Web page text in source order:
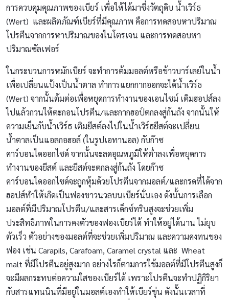
การควบคุมคุณภาพของเบียร์ เพื่อให้ได้มาซึ่งวัตถุดิบ น้ำเวิร์ธ
(Wert) และผลิตภัณฑ์เบียร์ที่มีคุณภาพ คือการทดสอบหาปริมาณ
โปรตีนจากการหาปริมาณของไนโตรเจน และการทดสอบหา
ปริมาณซัลเฟอร์
ในกระบวนการหมักเบียร์ จะทำการต้มมอลต์หรือข้าวบาร์เลย์ในน้ำ
เพื่อเปลี่ยนแป้งเป็นน้ำตาล ทำการแยกกากออกจะได้น้ำเวิร์ธ
(Wert) จากนั้นต้มต่อเพื่อหยุดการทำงานของเอนไซม์ เติมฮอปส์ลง
ไปแล้วกวนให้ตะกอนโปรตีน/และกากฮอป์ตกลงสู่ก้นถัง จากนั้นให้
ความเย็นกับน้ำเวิร์ธ เติมยีสต์ลงไปในน้ำเวิร์ธยีสต์จะเปลี่ยน
น้ำตาลเป็นแอลกอฮอล์ (ในรูปเอทานอล) กับก๊าซ
คาร์บอนไดออกไซด์ จากนั้นจะลดอุณหภูมิให้ต่ำลงเพื่อหยุดการ
ทำงานของยีสต์ และยีสต์จะตกลงสู่ก้นถัง โดยก๊าซ
คาร์บอนไดออกไซด์จะถูกหุ้มด้วยโปรตีนจากมอลต์/และกรดที่ได้จาก
ฮอปส์ทำให้เกิดเป็นฟองขาวนวลบนเบียร์นั่นเอง ดังนั้นการเลือก
มอลต์ที่มีปริมาณโปรตีน/และสารเด็กซ์ทรินสูงจะช่วยเพิ่ม
ประสิทธิภาพในการคงตัวของฟองเบียร์ได้ ทำให้อยู่ได้นาน ไม่ยุบ
ตัวเร็ว ตัวอย่างของมอลต์ที่จะช่วยเพิ่มปริมาณ และความคงทนของ
ฟอง เช่น Carapils, Carafoam, Caramel crystal และ Wheat
malt ที่มีโปรตีนอยู่สูงมาก อย่างไรก็ตามการใช้มอลต์ที่มีโปรตีนสูงก็
จะมีผลกระทบต่อความใสของเบียร์ได้ เพราะโปรตีนจะทำปฏิกิริยา
กับสารแทนนินที่มีอยู่ในมอลต์เองทำให้เบียร์ขุ่น ดังนั้นเวลาที่